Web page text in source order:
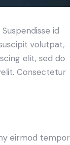
id
volutpat,
elit, sed do
Consectetur
eirmod tempor